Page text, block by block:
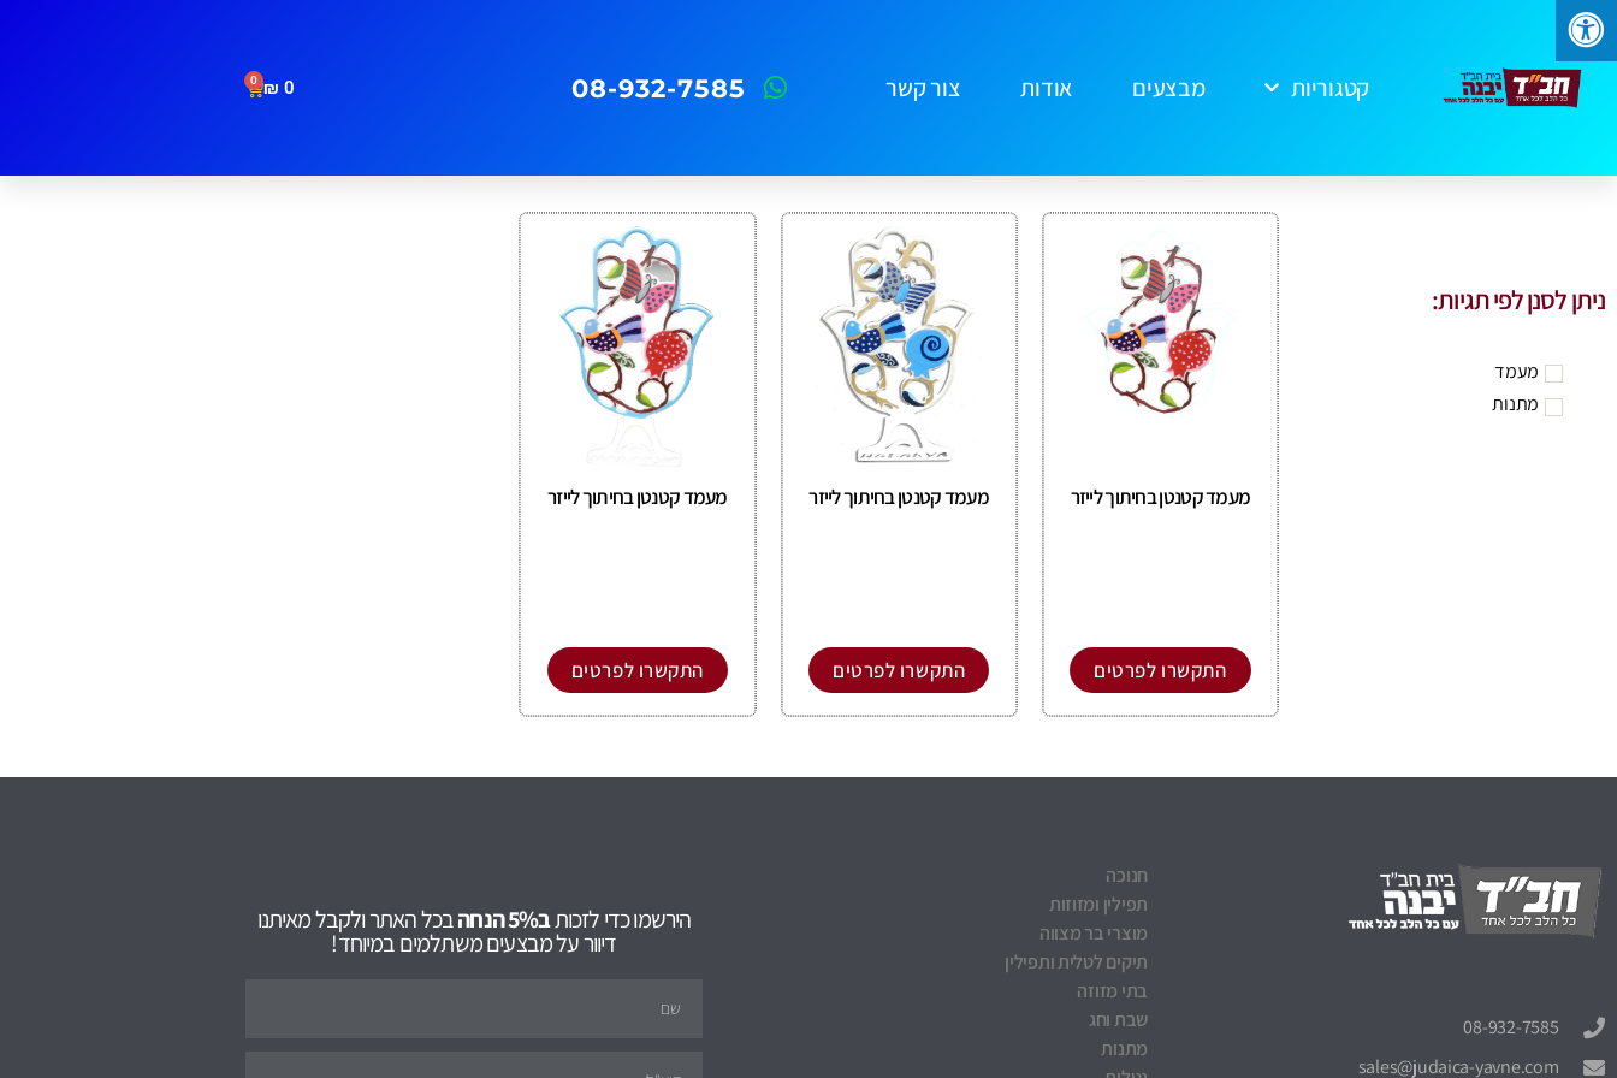
קטגוריות מבצעים אודות צור קשר 08-932-7585
0
₪
0
ניתן לסנן לפי תגיות:
מעמד
מתנות
מעמד קטנטן בחיתוך לייזר
התקשרו לפרטים
מעמד קטנטן בחיתוך לייזר
התקשרו לפרטים
מעמד קטנטן בחיתוך לייזר
התקשרו לפרטים
08-932-7585
sales@judaica-yavne.com
חנוכה
תפילין ומזוזות
מוצרי בר מצווה
תיקים לטלית ותפילין
בתי מזוזה
שבת וחג
מתנות
הירשמו כדי לזכותב5% הנחה בכל האתר ולקבל מאיתנו
דיוור על מבצעים משתלמים במיוחד!